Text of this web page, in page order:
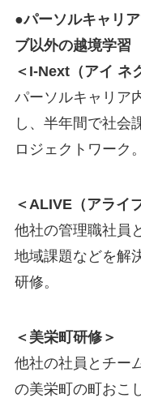
●パーソルキャリ
ブ以外の越境学習
＜I-Next（アイ ネ
パーソルキャリア
し、半年間で社会
ロジェクトワーク。
＜ALIVE（アライ
他社の管理職社員
地域課題などを解
研修。
＜美栄町研修＞
他社の社員とチー
の美栄町の町おこ